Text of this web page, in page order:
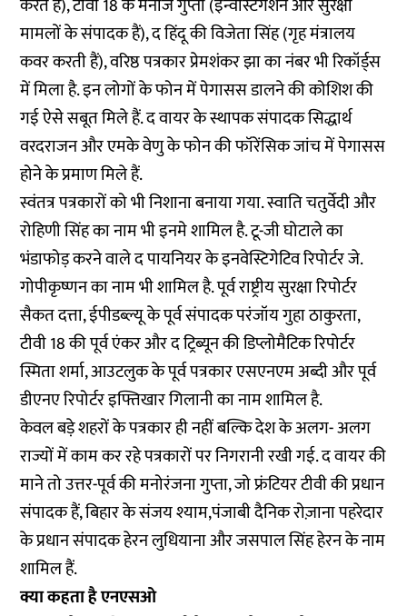
करते हैं), टीवी 18 के मनोज गुप्ता (इन्वेस्टिगेशन और सुरक्षा
मामलों के संपादक हैं), द हिंदू की विजेता सिंह (गृह मंत्रालय
कवर करती हैं), वरिष्ठ पत्रकार प्रेमशंकर झा का नंबर भी रिकॉर्ड्स
में मिला है. इन लोगों के फोन में पेगासस डालने की कोशिश की
गई ऐसे सबूत मिले हैं. द वायर के स्थापक संपादक सिद्धार्थ
वरदराजन और एमके वेणु के फोन की फॉरेंसिक जांच में पेगासस
होने के प्रमाण मिले हैं.
स्वंतत्र पत्रकारों को भी निशाना बनाया गया. स्वाति चतुर्वेदी और
रोहिणी सिंह का नाम भी इनमे शामिल है. टू-जी घोटाले का
भंडाफोड़ करने वाले द पायनियर के इनवेस्टिगेटिव रिपोर्टर जे.
गोपीकृष्णन का नाम भी शामिल है. पूर्व राष्ट्रीय सुरक्षा रिपोर्टर
सैकत दत्ता, ईपीडब्ल्यू के पूर्व संपादक परंजॉय गुहा ठाकुरता,
टीवी 18 की पूर्व एंकर और द ट्रिब्यून की डिप्लोमैटिक रिपोर्टर
स्मिता शर्मा, आउटलुक के पूर्व पत्रकार एसएनएम अब्दी और पूर्व
डीएनए रिपोर्टर इफ्तिखार गिलानी का नाम शामिल है.
केवल बड़े शहरों के पत्रकार ही नहीं बल्कि देश के अलग- अलग
राज्यों में काम कर रहे पत्रकारों पर निगरानी रखी गई. द वायर की
माने तो उत्तर-पूर्व की मनोरंजना गुप्ता, जो फ्रंटियर टीवी की प्रधान
संपादक हैं, बिहार के संजय श्याम,पंजाबी दैनिक रोज़ाना पहरेदार
के प्रधान संपादक हेरन लुधियाना और जसपाल सिंह हेरन के नाम
शामिल हैं.
क्या कहता है एनएसओ